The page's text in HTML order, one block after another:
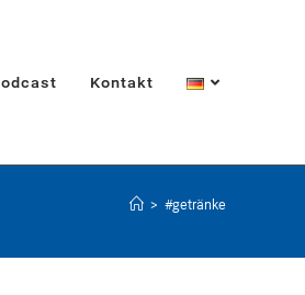
Kontakt
> #getränke